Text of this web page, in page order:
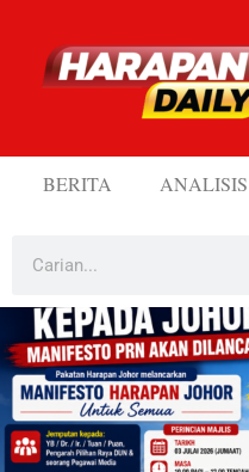
BERITA ANALISIS